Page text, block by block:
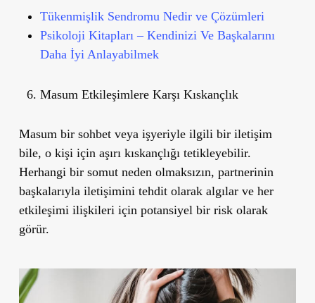
Tükenmişlik Sendromu Nedir ve Çözümleri
Psikoloji Kitapları – Kendinizi Ve Başkalarını
Daha İyi Anlayabilmek
Masum Etkileşimlere Karşı Kıskançlık
Masum bir sohbet veya işyeriyle ilgili bir iletişim
bile, o kişi için aşırı kıskançlığı tetikleyebilir.
Herhangi bir somut neden olmaksızın, partnerinin
başkalarıyla iletişimini tehdit olarak algılar ve her
etkileşimi ilişkileri için potansiyel bir risk olarak
görür.